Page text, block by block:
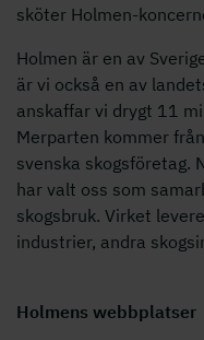
sköter Holmen-
Holmen är en av
är vi också en av
anskaffar vi drygt 11
Merparten kommer
svenska skogsföretag.
har valt oss som
skogsbruk. Virket
industrier, andra
Holmens webbplatser